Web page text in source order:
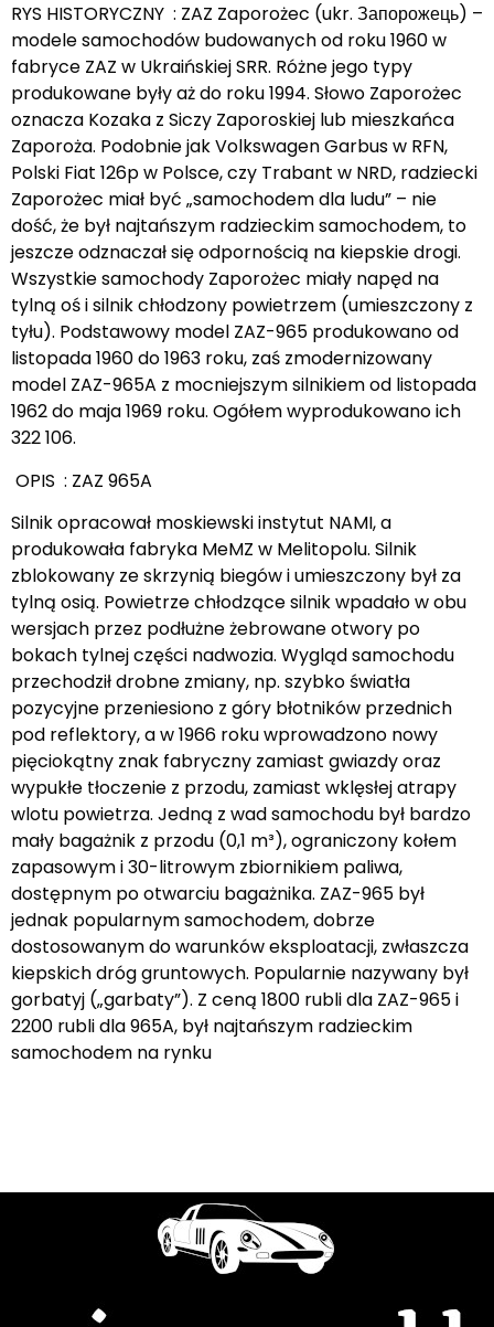
RYS HISTORYCZNY : ZAZ Zaporożec (ukr. Запорожець) –
modele samochodów budowanych od roku 1960 w
fabryce ZAZ w Ukraińskiej SRR. Różne jego typy
produkowane były aż do roku 1994. Słowo Zaporożec
oznacza Kozaka z Siczy Zaporoskiej lub mieszkańca
Zaporoża. Podobnie jak Volkswagen Garbus w RFN,
Polski Fiat 126p w Polsce, czy Trabant w NRD, radziecki
Zaporożec miał być „samochodem dla ludu” – nie
dość, że był najtańszym radzieckim samochodem, to
jeszcze odznaczał się odpornością na kiepskie drogi.
Wszystkie samochody Zaporożec miały napęd na
tylną oś i silnik chłodzony powietrzem (umieszczony z
tyłu). Podstawowy model ZAZ-965 produkowano od
listopada 1960 do 1963 roku, zaś zmodernizowany
model ZAZ-965A z mocniejszym silnikiem od listopada
1962 do maja 1969 roku. Ogółem wyprodukowano ich
322 106.
OPIS : ZAZ 965A
Silnik opracował moskiewski instytut NAMI, a
produkowała fabryka MeMZ w Melitopolu. Silnik
zblokowany ze skrzynią biegów i umieszczony był za
tylną osią. Powietrze chłodzące silnik wpadało w obu
wersjach przez podłużne żebrowane otwory po
bokach tylnej części nadwozia. Wygląd samochodu
przechodził drobne zmiany, np. szybko światła
pozycyjne przeniesiono z góry błotników przednich
pod reflektory, a w 1966 roku wprowadzono nowy
pięciokątny znak fabryczny zamiast gwiazdy oraz
wypukłe tłoczenie z przodu, zamiast wklęsłej atrapy
wlotu powietrza. Jedną z wad samochodu był bardzo
mały bagażnik z przodu (0,1 m³), ograniczony kołem
zapasowym i 30-litrowym zbiornikiem paliwa,
dostępnym po otwarciu bagażnika. ZAZ-965 był
jednak popularnym samochodem, dobrze
dostosowanym do warunków eksploatacji, zwłaszcza
kiepskich dróg gruntowych. Popularnie nazywany był
gorbatyj („garbaty”). Z ceną 1800 rubli dla ZAZ-965 i
2200 rubli dla 965A, był najtańszym radzieckim
samochodem na rynku